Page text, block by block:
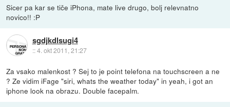
Sicer pa kar se tiče iPhona, mate live drugo, bolj relevnatno
novico!! :P
sgdjkdlsugi4
::4. okt 2011, 21:27
Za vsako malenkost ? Sej to je point telefona na touchscreen a ne
? Ze vidim iFage "siri, whats the weather today" in yeah, i got an
iphone look na obrazu. Double facepalm.